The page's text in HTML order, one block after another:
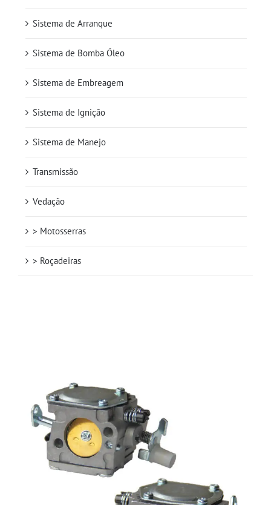
Sistema de Arranque
Sistema de Bomba Óleo
Sistema de Embreagem
Sistema de Ignição
Sistema de Manejo
Transmissão
Vedação
> Motosserras
> Roçadeiras